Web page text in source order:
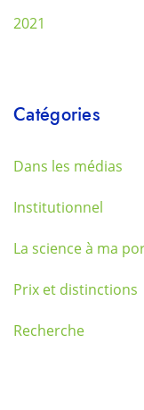
2021
Catégories
Dans les médias
Institutionnel
La science à ma
Prix et distinctions
Recherche